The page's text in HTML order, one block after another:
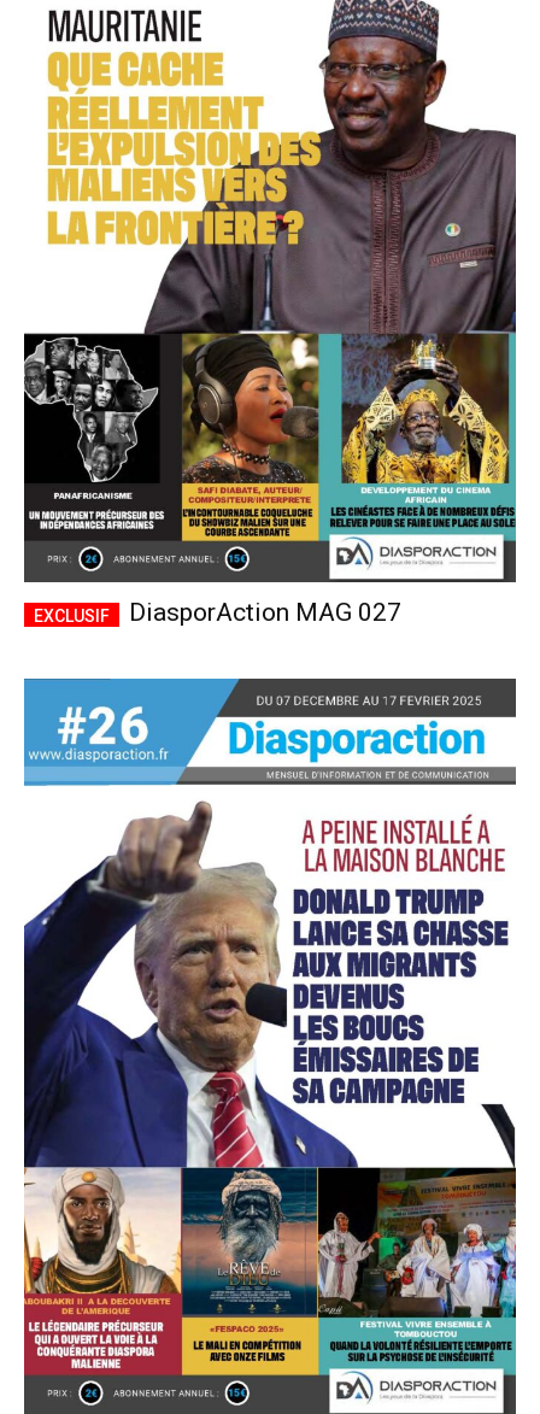
Plans d'abonnement
Accès gratuit
Gratuit /accès limité
Quelques articles
Annonces
Tous les articles
Le magazine
CHOISIR LE FORFAIT
DiasporAction MAG 027